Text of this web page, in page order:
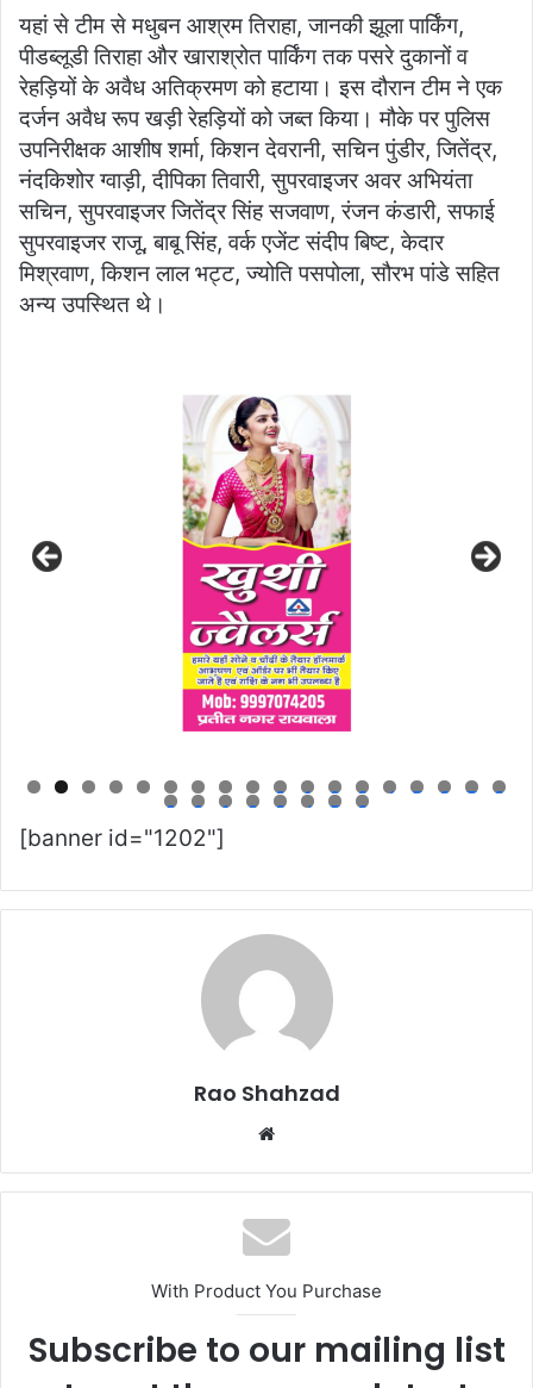
यहां से टीम से मधुबन आश्रम तिराहा, जानकी झूला पार्किंग,
पीडब्लूडी तिराहा और खाराश्रोत पार्किंग तक पसरे दुकानों व
रेहड़ियों के अवैध अतिक्रमण को हटाया। इस दौरान टीम ने एक
दर्जन अवैध रूप खड़ी रेहड़ियों को जब्त किया। मौके पर पुलिस
उपनिरीक्षक आशीष शर्मा, किशन देवरानी, सचिन पुंडीर, जितेंद्र,
नंदकिशोर ग्वाड़ी, दीपिका तिवारी, सुपरवाइजर अवर अभियंता
सचिन, सुपरवाइजर जितेंद्र सिंह सजवाण, रंजन कंडारी, सफाई
सुपरवाइजर राजू, बाबू सिंह, वर्क एजेंट संदीप बिष्ट, केदार
मिश्रवाण, किशन लाल भट्ट, ज्योति पसपोला, सौरभ पांडे सहित
अन्य उपस्थित थे।
0 1 2 3 4 5 6 7 8
9 0 1 2 3 4 5 6
[banner id="1202"]
Rao Shahzad
Website
With Product You Purchase
Subscribe to our mailing list